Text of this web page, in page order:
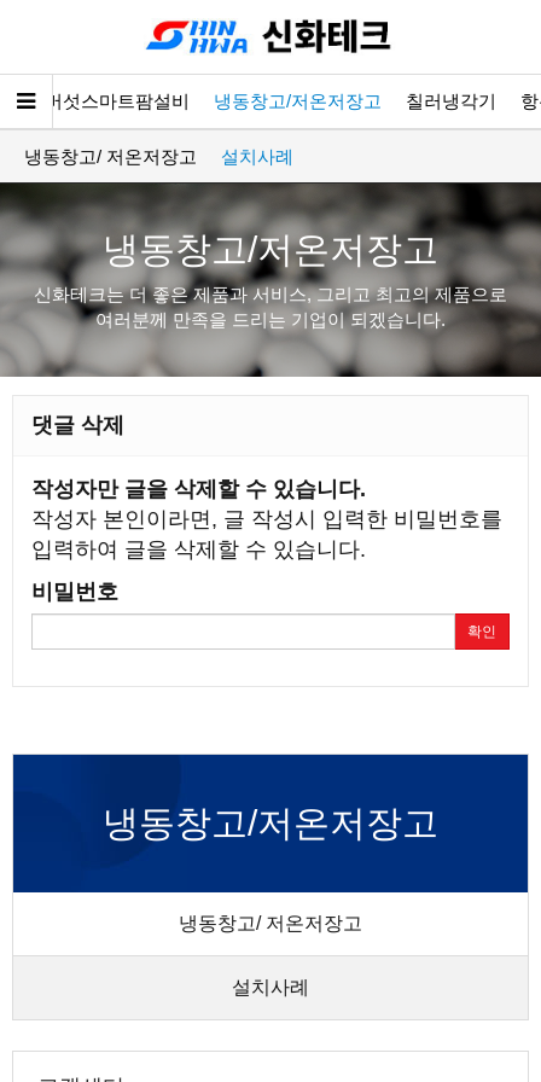
버섯스마트팜설비 냉동창고/저온저장고 칠러냉각기
냉동창고/ 저온저장고 설치사례
냉동창고/저온저장고
신화테크는 더 좋은 제품과 서비스, 그리고 최고의 제품으로
여러분께 만족을 드리는 기업이 되겠습니다.
댓글 삭제
작성자만 글을 삭제할 수 있습니다.
작성자 본인이라면, 글 작성시 입력한 비밀번호를
입력하여 글을 삭제할 수 있습니다.
비밀번호
확인
냉동창고/저온저장고
냉동창고/ 저온저장고
설치사례